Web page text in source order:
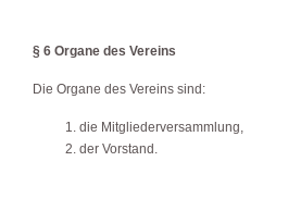
§ 6 Organe des Vereins
Die Organe des Vereins sind:
1. die Mitgliederversammlung,
2. der Vorstand.